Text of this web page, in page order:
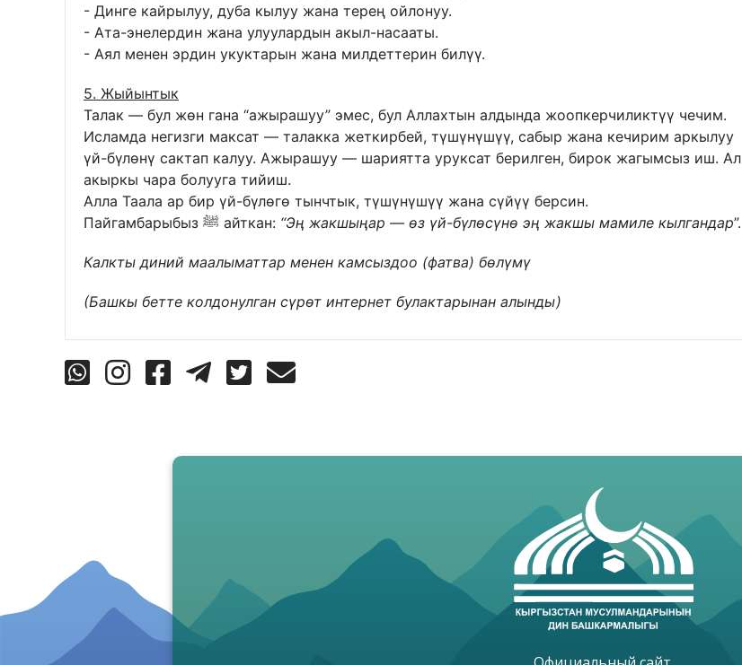
- Динге кайрылуу, дуба кылуу жана терең ойлонуу.
- Ата-энелердин жана улуулардын акыл-насааты.
- Аял менен эрдин укуктарын жана милдеттерин билүү.
5. Жыйынтык
Талак — бул жөн гана “ажырашуу” эмес, бул Аллахтын алдында жоопкерчиликтүү чечим.
Исламда негизги максат — талакка жеткирбей, түшүнүшүү, сабыр жана кечирим аркылуу
үй-бүлөнү сактап калуу. Ажырашуу — шариятта уруксат берилген, бирок жагымсыз иш. Ал
акыркы чара болууга тийиш.
Алла Таала ар бир үй-бүлөгө тынчтык, түшүнүшүү жана сүйүү берсин.
Пайгамбарыбыз ﷺ айткан: “Эң жакшыңар — өз үй-бүлөсүнө эң жакшы мамиле кылгандар”.
Калкты диний маалыматтар менен камсыздоо (фатва) бөлүмү
(Башкы бетте колдонулган сүрөт интернет булактарынан алынды)